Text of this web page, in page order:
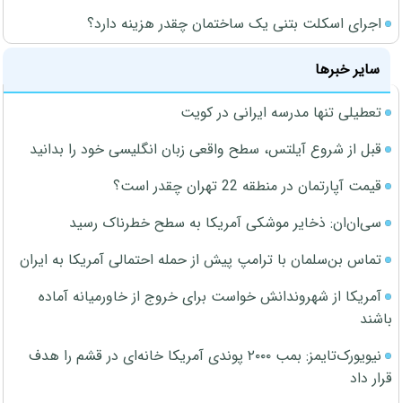
اجرای اسکلت بتنی یک ساختمان چقدر هزینه دارد؟
سایر خبرها
تعطیلی تنها مدرسه ایرانی در کویت
قبل از شروع آیلتس، سطح واقعی زبان انگلیسی خود را بدانید
قیمت آپارتمان در منطقه 22 تهران چقدر است؟
سی‌ان‌ان: ذخایر موشکی آمریکا به سطح خطرناک رسید
تماس بن‌سلمان با ترامپ پیش از حمله احتمالی آمریکا به ایران
آمریکا از شهروندانش خواست برای خروج از خاورمیانه آماده
باشند
نیویورک‌تایمز: بمب ۲۰۰۰ پوندی آمریکا خانه‌ای در قشم را هدف
قرار داد